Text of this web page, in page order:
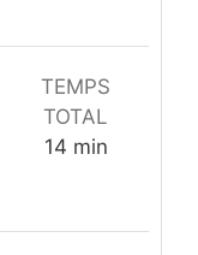
TEMPS
TOTAL
14minutes
min